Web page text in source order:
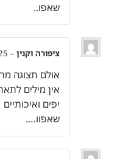
שאפו..
ציפורה וקנין –
אולם תצוגה
אין מילים
יפים ואיכותיים
שאפוו….